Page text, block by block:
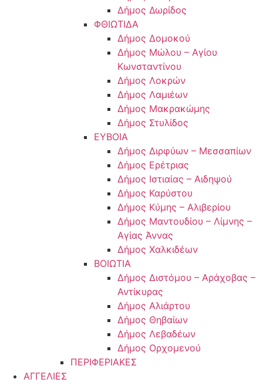
Δήμος Δωρίδος
ΦΘΙΩΤΙΔΑ
Δήμος Δομοκού
Δήμος Μώλου – Αγίου
Κωνσταντίνου
Δήμος Λοκρών
Δήμος Λαμιέων
Δήμος Μακρακώμης
Δήμος Στυλίδος
ΕΥΒΟΙΑ
Δήμος Διρφύων – Μεσσαπίων
Δήμος Ερέτριας
Δήμος Ιστιαίας – Αιδηψού
Δήμος Καρύστου
Δήμος Κύμης – Αλιβερίου
Δήμος Μαντουδίου – Λίμνης –
Αγίας Άννας
Δήμος Χαλκιδέων
ΒΟΙΩΤΙΑ
Δήμος Διστόμου – Αράχοβας –
Αντίκυρας
Δήμος Αλιάρτου
Δήμος Θηβαίων
Δήμος Λεβαδέων
Δήμος Ορχομενού
ΠΕΡΙΦΕΡΙΑΚΕΣ
ΑΓΓΕΛΙΕΣ